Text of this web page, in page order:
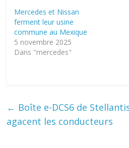
Mercedes et Nissan
ferment leur usine
commune au Mexique
5 novembre 2025
Dans "mercedes"
← Boîte e-DCS6 de
agacent les conducteurs